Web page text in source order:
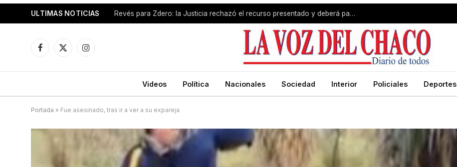
ULTIMAS NOTICIAS Revés para Zdero: la Justicia rechazó el recurso presentado y deberá pagar el fondo estímulo a trabajadores de Producción
Facebook
X
Instagram
Videos Política Nacionales Sociedad Interior Policiales Deportes
Portada » Fue asesinado, tras ir a ver a su expareja